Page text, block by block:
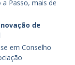
a Passo, mais de
de
em Conselho